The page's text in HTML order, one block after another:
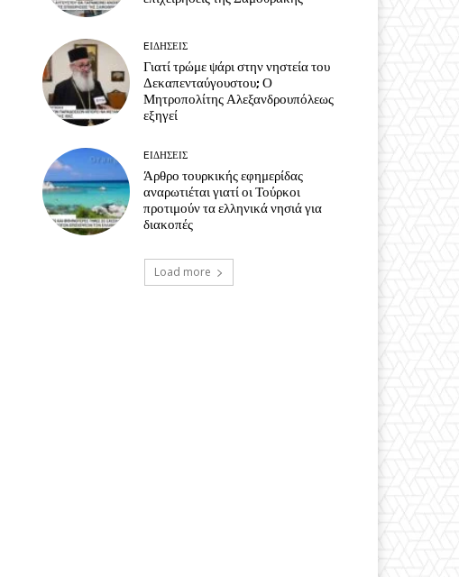
EΙΔΗΣΕΙΣ
Γιατί τρώμε ψάρι στην νηστεία του
Δεκαπενταύγουστου; Ο
Μητροπολίτης Αλεξανδρουπόλεως
εξηγεί
EΙΔΗΣΕΙΣ
Άρθρο τουρκικής εφημερίδας
αναρωτιέται γιατί οι Τούρκοι
προτιμούν τα ελληνικά νησιά για
διακοπές
Load more